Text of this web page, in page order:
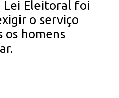
Lei Eleitoral foi
o serviço
os homens